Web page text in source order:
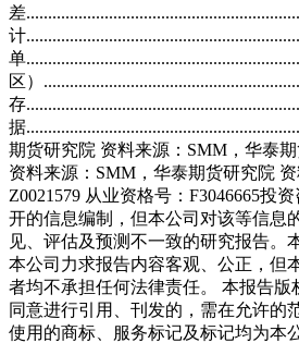
差
计
单
区）
存
据
期货研究院 资料来源：SMM，华泰
资料来源：SMM，华泰期货研究院
Z0021579 从业资格号：F3046665投
开的信息编制，但本公司对该等信息
见、评估及预测不一致的研究报告。
本公司力求报告内容客观、公正，但
者均不承担任何法律责任。 本报告
同意进行引用、刊发的，需在允许的
使用的商标、服务标记及标记均为本